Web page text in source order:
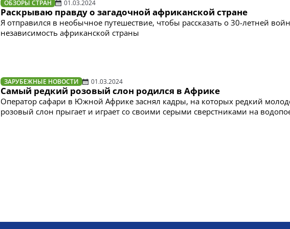
ОБЗОРЫ СТРАН 01.03.2024
Раскрываю правду о загадочной африканской стране
Я отправился в необычное путешествие, чтобы рассказать о 30-летней
независимость африканской страны
ЗАРУБЕЖНЫЕ НОВОСТИ 01.03.2024
Самый редкий розовый слон родился в Африке
Оператор сафари в Южной Африке заснял кадры, на которых редкий
розовый слон прыгает и играет со своими серыми сверстниками на